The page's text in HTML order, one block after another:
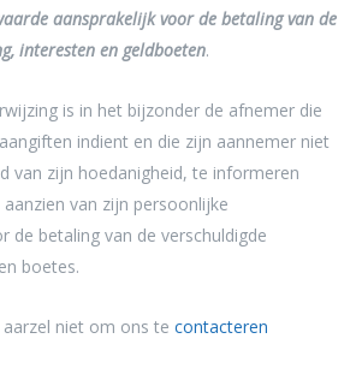
aansprakelijk voor de betaling van de
interesten en geldboeten.
is in het bijzonder de afnemer die
indient en die zijn aannemer niet
van zijn hoedanigheid, te informeren
van zijn persoonlijke
de betaling van de verschuldigde
boetes.
niet om ons te contacteren